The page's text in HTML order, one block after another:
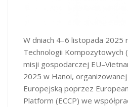
W dniach 4–6 listopada 2025
Technologii Kompozytowych
misji gospodarczej
2025 w Hanoi,
Europejską poprzez
Platform (ECCP) we